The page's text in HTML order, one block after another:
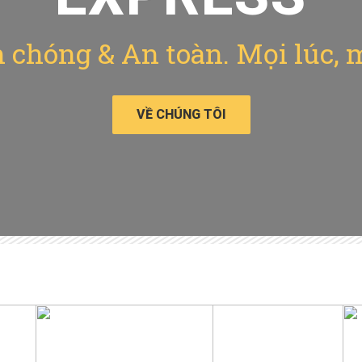
chóng & An toàn. Mọi lúc,
VỀ CHÚNG TÔI